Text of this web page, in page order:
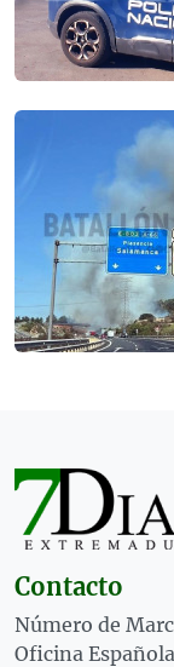
Contacto
Número de
Oficina